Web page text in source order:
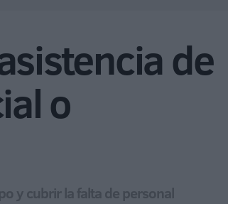
de
o
y cubrir la falta de personal